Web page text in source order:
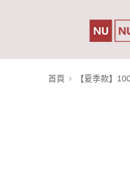
首頁 【夏季款】